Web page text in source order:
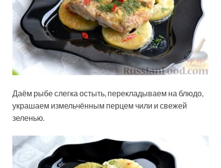
Даём рыбе слегка остыть, перекладываем на блюдо,
украшаем измельчённым перцем чили и свежей
зеленью.